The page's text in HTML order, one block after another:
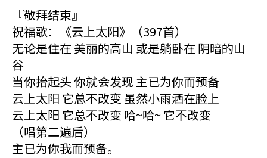
『敬拜结束』
祝福歌：《云上太阳》（397首）
无论是住在 美丽的高山 或是躺卧在 阴暗的山
谷
当你抬起头 你就会发现 主已为你而预备
云上太阳 它总不改变 虽然小雨洒在脸上
云上太阳 它总不改变 哈~哈~ 它不改变
（唱第二遍后）
主已为你我而预备。